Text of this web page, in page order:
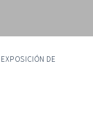
EXPOSICIÓN DE